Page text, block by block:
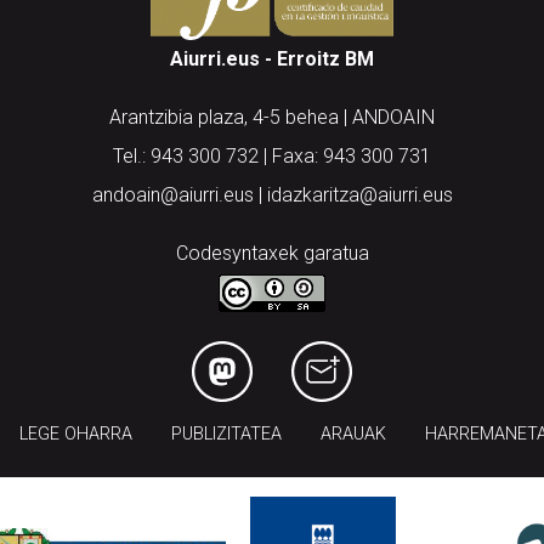
Aiurri.eus - Erroitz BM
Arantzibia plaza, 4-5 behea | ANDOAIN
Tel.: 943 300 732 | Faxa: 943 300 731
andoain@aiurri.eus | idazkaritza@aiurri.eus
Codesyntaxek garatua
LEGE OHARRA PUBLIZITATEA ARAUAK